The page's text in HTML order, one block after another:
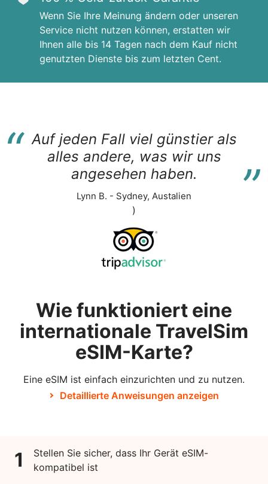
“ Auf jeden Fall viel günstier als
alles andere, was wir uns
angesehen haben.
“
Lynn B. - Sydney, Austalien
)
Wenn Sie Ihre Meinung ändern oder unseren
Service nicht nutzen können, erstatten wir
Ihnen alle bis 14 Tagen nach dem Kauf nicht
genutzten Dienste bis zum letzten Cent.
Wie funktioniert eine
internationale TravelSim
eSIM-Karte?
Eine eSIM ist einfach einzurichten und zu nutzen.
Detaillierte Anweisungen anzeigen
1
Stellen Sie sicher, dass Ihr Gerät eSIM-
kompatibel ist